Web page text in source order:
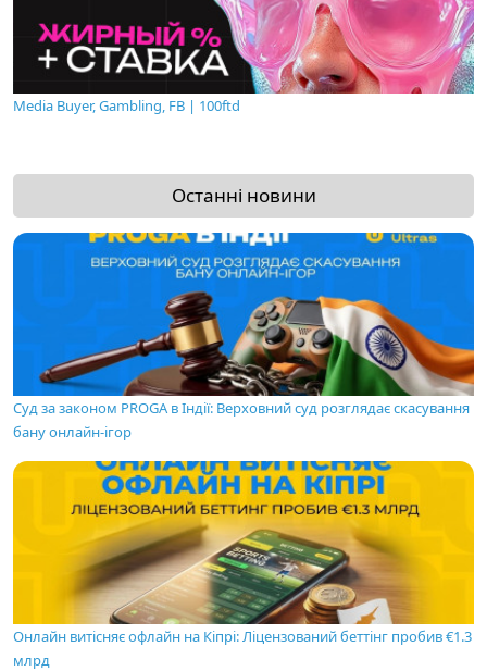
Media Buyer, Gambling, FB | 100ftd
Останні новини
Суд за законом PROGA в Індії: Верховний суд розглядає скасування
бану онлайн-ігор
Онлайн витісняє офлайн на Кіпрі: Ліцензований беттінг пробив €1.3
млрд